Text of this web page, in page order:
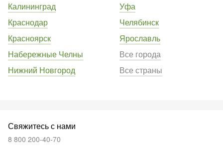
Калининград
Краснодар
Красноярск
Набережные Челны
Нижний Новгород
Уфа
Челябинск
Ярославль
Все города
Все страны
Свяжитесь с нами
8 800 200-40-70